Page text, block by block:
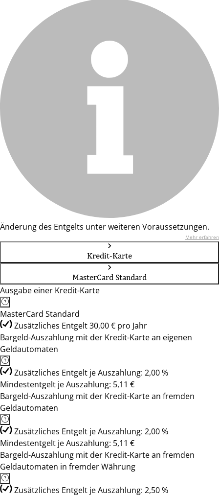
Änderung des Entgelts unter weiteren Voraussetzungen.
Mehr erfahren
Kredit-Karte
MasterCard Standard
Ausgabe einer Kredit-Karte
MasterCard Standard
Zusätzliches Entgelt 30,00 € pro Jahr
Bargeld-Auszahlung mit der Kredit-Karte an eigenen
Geldautomaten
Zusätzliches Entgelt je Auszahlung: 2,00 %
Mindestentgelt je Auszahlung: 5,11 €
Bargeld-Auszahlung mit der Kredit-Karte an fremden
Geldautomaten
Zusätzliches Entgelt je Auszahlung: 2,00 %
Mindestentgelt je Auszahlung: 5,11 €
Bargeld-Auszahlung mit der Kredit-Karte an fremden
Geldautomaten in fremder Währung
Zusätzliches Entgelt je Auszahlung: 2,50 %